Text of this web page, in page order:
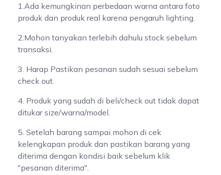
1.Ada kemungkinan perbedaan warna antara foto
produk dan produk real karena pengaruh lighting.
2.Mohon tanyakan terlebih dahulu stock sebelum
transaksi.
3. Harap Pastikan pesanan sudah sesuai sebelum
check out.
4. Produk yang sudah di beli/check out tidak dapat
ditukar size/warna/model.
5. Setelah barang sampai mohon di cek
kelengkapan produk dan pastikan barang yang
diterima dengan kondisi baik sebelum klik
"pesanan diterima".